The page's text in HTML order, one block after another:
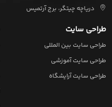
دریاچه چیتگر، برج آرتمیس
طراحی سایت
طراحی سایت بین المللی
طراحی سایت آموزشی
طراحی سایت آرایشگاه